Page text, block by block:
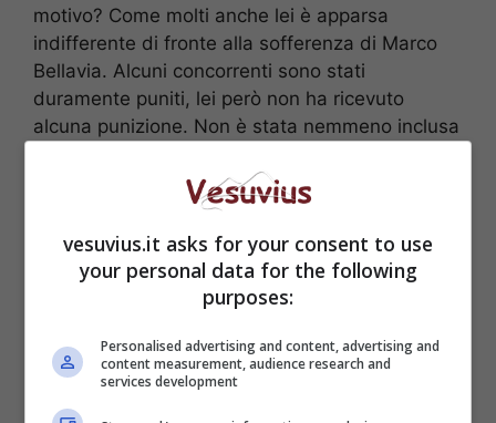
motivo? Come molti anche lei è apparsa
indifferente di fronte alla sofferenza di Marco
Bellavia. Alcuni concorrenti sono stati
duramente puniti, lei però non ha ricevuto
alcuna punizione. Non è stata nemmeno inclusa
vesuvius.it asks for your consent to use
your personal data for the following
purposes:
Personalised advertising and content, advertising and
content measurement, audience research and
services development